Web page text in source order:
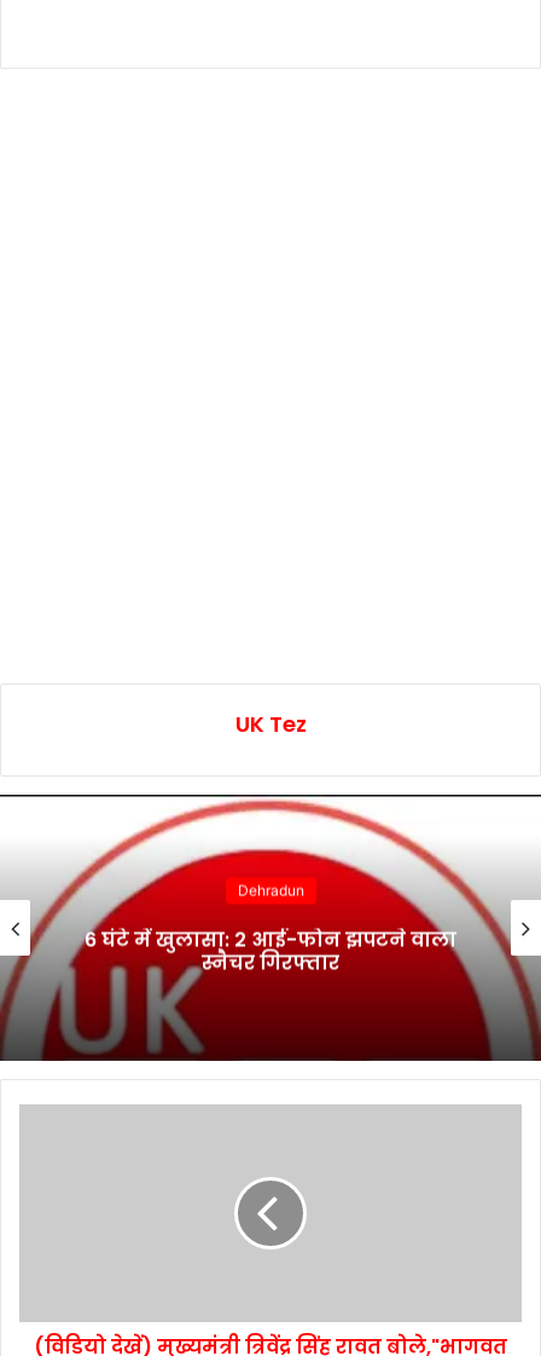
UK Tez
Dehradun
6 घंटे में खुलासा: 2 आई-फोन झपटने वाला
स्नैचर गिरफ्तार
(विडियो देखें) मुख्यमंत्री त्रिवेंद्र सिंह रावत बोले,"भागवत